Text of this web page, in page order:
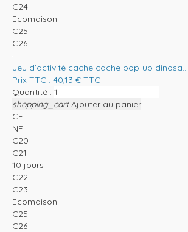
C24
Ecomaison
C25
C26
Jeu d’activité cache cache pop-up dinosa...
Prix TTC : 40,13 € TTC
Quantité :
shopping_cart Ajouter au panier
CE
NF
C20
C21
10 jours
C22
C23
Ecomaison
C25
C26